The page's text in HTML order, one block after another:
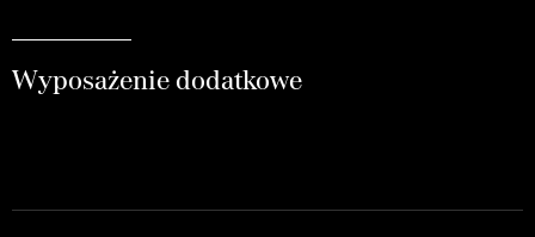
Wyposażenie dodatkowe